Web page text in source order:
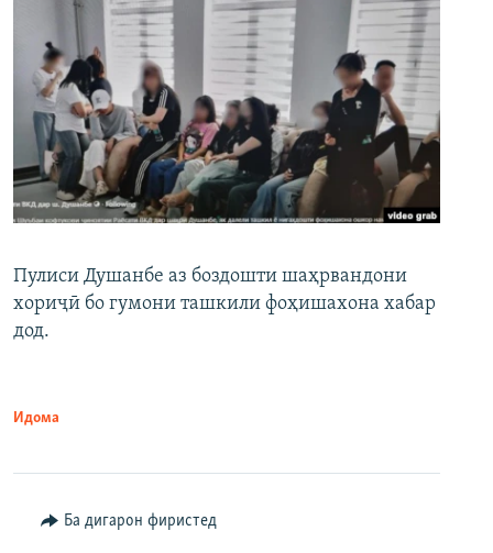
Пулиси Душанбе аз боздошти шаҳрвандони
хориҷӣ бо гумони ташкили фоҳишахона хабар
дод.
Идома
Ба дигарон фиристед